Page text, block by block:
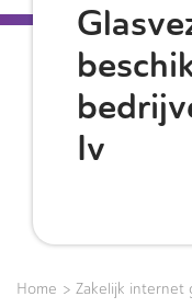
Iv
Home > Zakelijk internet